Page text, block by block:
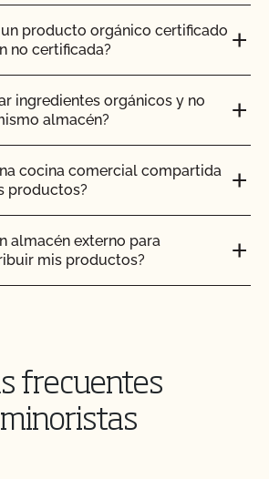
no orgánicos en tierras
suplementario?
producto orgánico certificado
no certificada?
ingredientes orgánicos y no
almacén?
cocina comercial compartida
productos?
almacén externo para
mis productos?
la base de datos Integrity
que mis proveedores están
frecuentes